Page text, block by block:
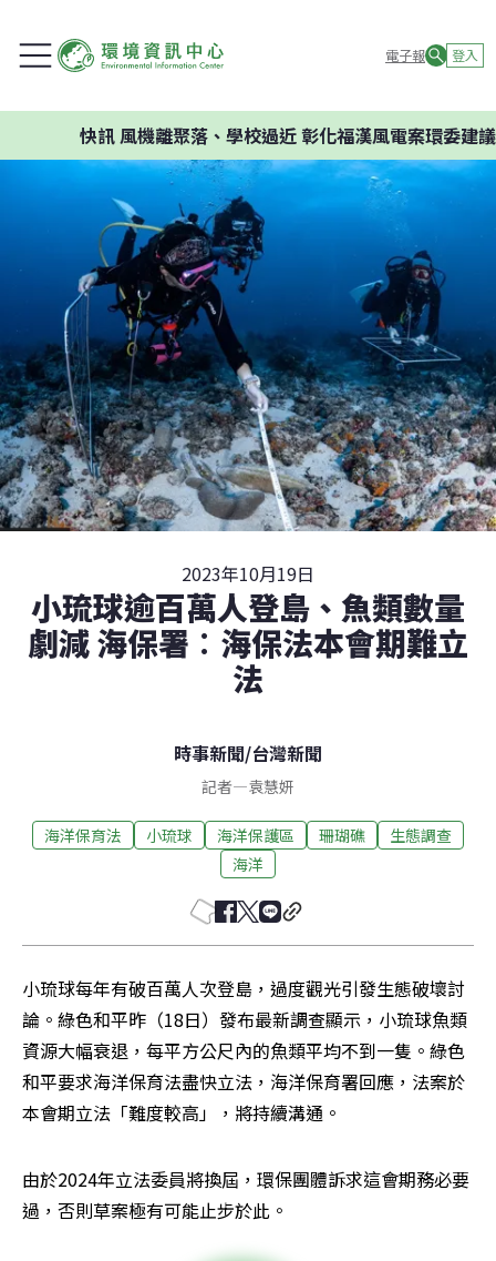
電子報 登入
風機離聚落、學校過近 彰化福漢風電案環委建議不應開發
2023年10月19日
小琉球逾百萬人登島、魚類數量
劇減 海保署︰海保法本會期難立
法
時事新聞/台灣新聞
記者—袁慧妍
海洋保育法 小琉球 海洋保護區 珊瑚礁
生態調查
海洋
小琉球每年有破百萬人次登島，過度觀光引發生態破壞討
論。綠色和平昨（18日）發布最新調查顯示，小琉球魚類
資源大幅衰退，每平方公尺內的魚類平均不到一隻。綠色
和平要求海洋保育法盡快立法，海洋保育署回應，法案於
本會期立法「難度較高」，將持續溝通。
由於2024年立法委員將換屆，環保團體訴求這會期務必要
過，否則草案極有可能止步於此。